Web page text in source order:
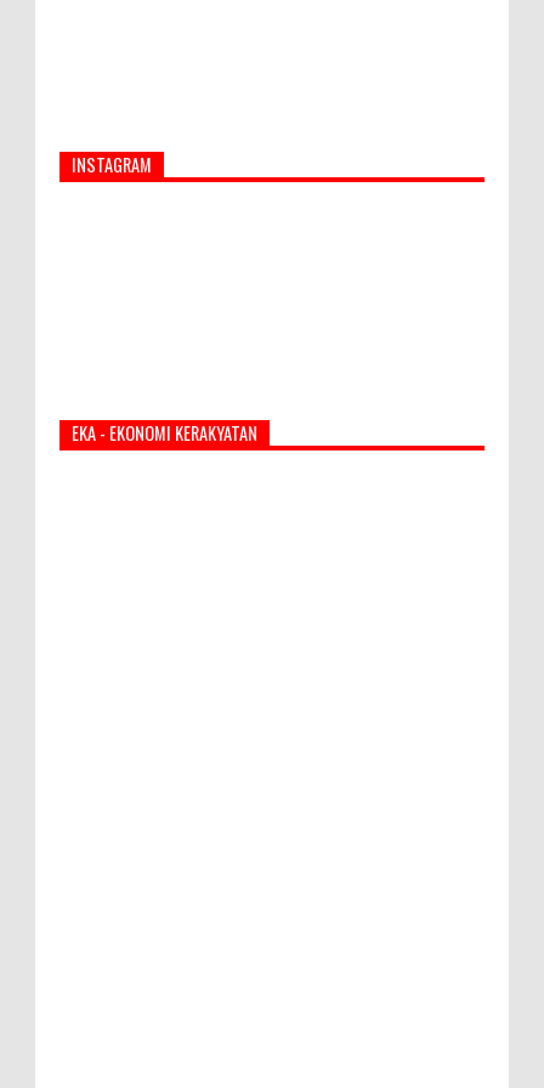
INSTAGRAM
EKA - EKONOMI KERAKYATAN